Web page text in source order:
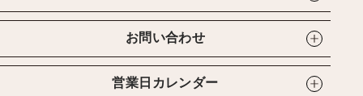
お問い合わせ
営業日カレンダー